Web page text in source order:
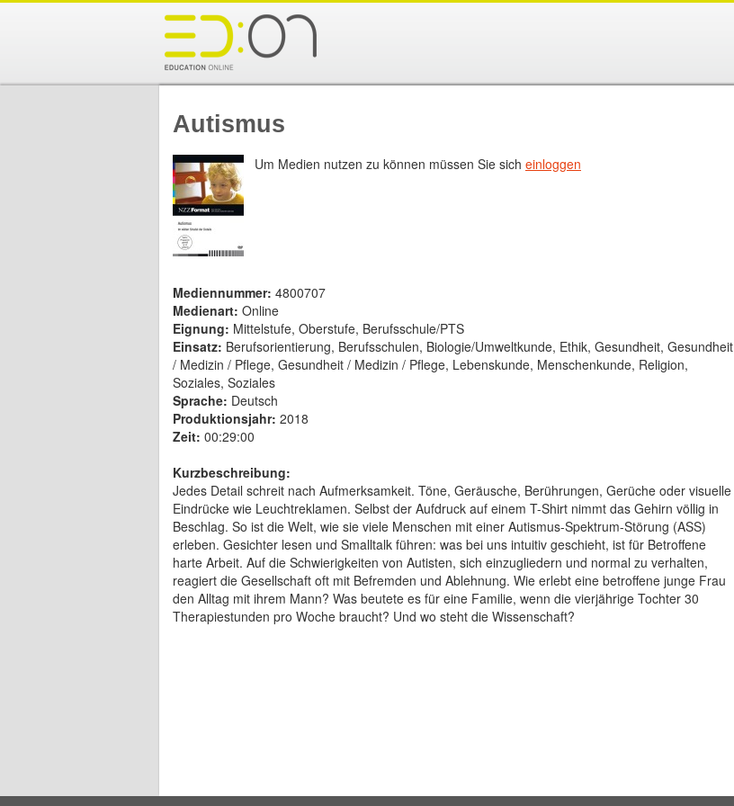
Autismus
Um Medien nutzen zu können müssen Sie sich einloggen
Mediennummer: 4800707
Medienart: Online
Eignung: Mittelstufe, Oberstufe, Berufsschule/PTS
Einsatz: Berufsorientierung, Berufsschulen, Biologie/Umweltkunde, Ethik, Gesundheit, Gesundheit
/ Medizin / Pflege, Gesundheit / Medizin / Pflege, Lebenskunde, Menschenkunde, Religion,
Soziales, Soziales
Sprache: Deutsch
Produktionsjahr: 2018
Zeit: 00:29:00
Kurzbeschreibung:
Jedes Detail schreit nach Aufmerksamkeit. Töne, Geräusche, Berührungen, Gerüche oder visuelle
Eindrücke wie Leuchtreklamen. Selbst der Aufdruck auf einem T-Shirt nimmt das Gehirn völlig in
Beschlag. So ist die Welt, wie sie viele Menschen mit einer Autismus-Spektrum-Störung (ASS)
erleben. Gesichter lesen und Smalltalk führen: was bei uns intuitiv geschieht, ist für Betroffene
harte Arbeit. Auf die Schwierigkeiten von Autisten, sich einzugliedern und normal zu verhalten,
reagiert die Gesellschaft oft mit Befremden und Ablehnung. Wie erlebt eine betroffene junge Frau
den Alltag mit ihrem Mann? Was beutete es für eine Familie, wenn die vierjährige Tochter 30
Therapiestunden pro Woche braucht? Und wo steht die Wissenschaft?